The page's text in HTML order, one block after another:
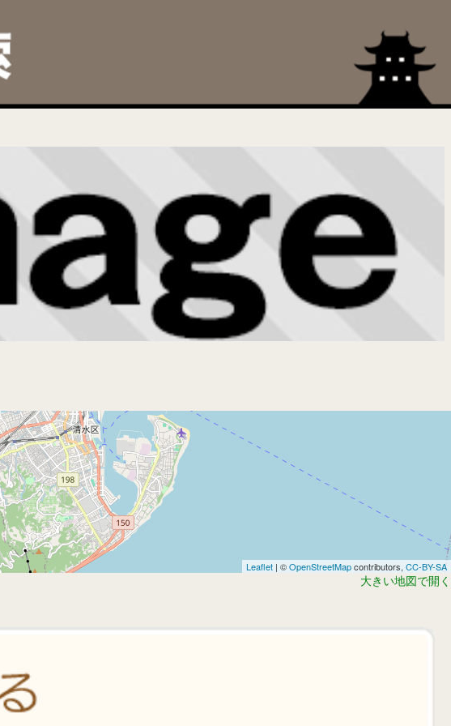
Leaflet | ©OpenStreetMapcontributors, CC-BY-SA
大きい地図で開く